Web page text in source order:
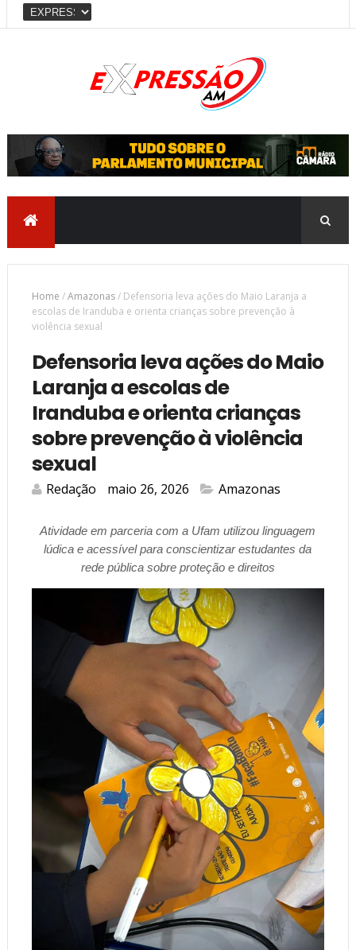
Home /Amazonas/ Defensoria leva ações do Maio Laranja a
escolas de Iranduba e orienta crianças sobre prevenção à
violência sexual
Defensoria leva ações do Maio
Laranja a escolas de
Iranduba e orienta crianças
sobre prevenção à violência
sexual
Redação maio 26, 2026 Amazonas
Atividade em parceria com a Ufam utilizou linguagem
lúdica e acessível para conscientizar estudantes da
rede pública sobre proteção e direitos